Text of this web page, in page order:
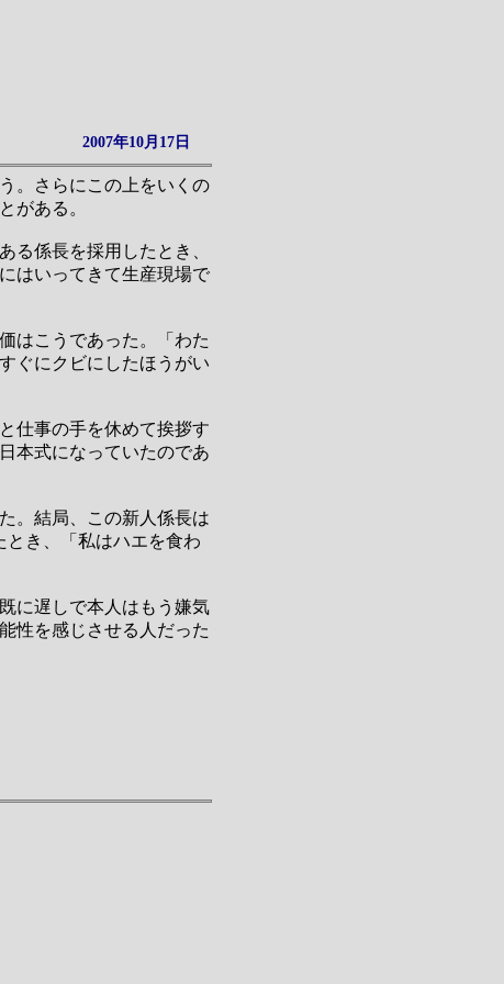
2007年10月17日
。さらにこの上をいくの
がある。
る係長を採用したとき、
はいってきて生産現場で
はこうであった。「わた
ぐにクビにしたほうがい
仕事の手を休めて挨拶す
本式になっていたのであ
。結局、この新人係長は
き、「私はハエを食わ
に遅しで本人はもう嫌気
性を感じさせる人だった